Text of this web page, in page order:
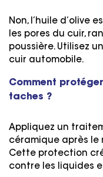
Non, l’huile d’olive
les pores du cuir,
poussière. Utilisez
cuir automobile.
Comment
taches ?
Appliquez un
céramique après le
Cette protection
contre les liquides